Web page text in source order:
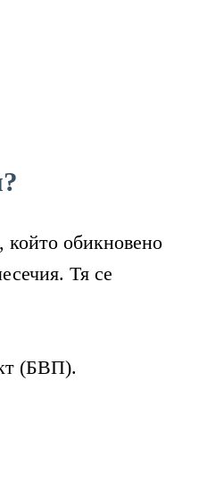
който обикновено
Тя се
(БВП).